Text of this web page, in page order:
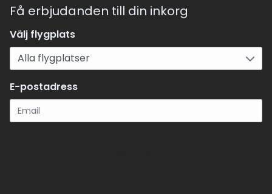
Få erbjudanden till din inkorg
Välj flygplats
E-postadress